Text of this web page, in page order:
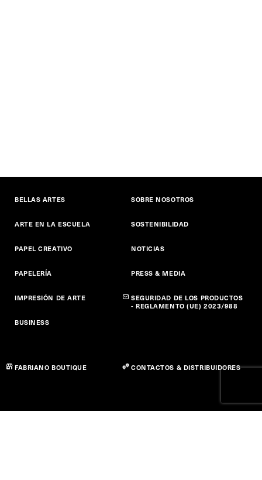
BELLAS ARTES
ARTE EN LA ESCUELA
PAPEL CREATIVO
PAPELERÍA
IMPRESIÓN DE ARTE
BUSINESS
SOBRE NOSOTROS
SOSTENIBILIDAD
NOTICIAS
PRESS & MEDIA
SEGURIDAD DE LOS PRODUCTOS
- REGLAMENTO (UE) 2023/988
FABRIANO BOUTIQUE CONTACTOS & DISTRIBUIDORES